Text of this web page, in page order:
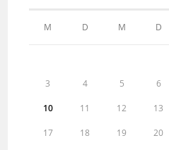
M D M D
3 4 5 6
10 11 12 13
17 18 19 20